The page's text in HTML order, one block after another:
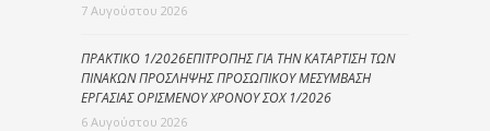
7 Αυγούστου 2026
ΠΡΑΚΤΙΚΟ 1/2026ΕΠΙΤΡΟΠΗΣ ΓΙΑ ΤΗΝ ΚΑΤΑΡΤΙΣΗ ΤΩΝ
ΠΙΝΑΚΩΝ ΠΡΟΣΛΗΨΗΣ ΠΡΟΣΩΠΙΚΟΥ ΜΕΣΥΜΒΑΣΗ
ΕΡΓΑΣΙΑΣ ΟΡΙΣΜΕΝΟΥ ΧΡΟΝΟΥ ΣΟΧ 1/2026
6 Αυγούστου 2026